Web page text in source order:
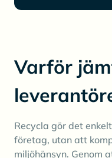
Varför
Recycla gör det
företag, utan att
miljöhänsyn. Genom